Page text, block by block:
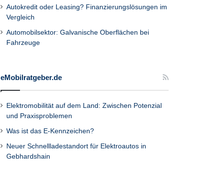
Autokredit oder Leasing? Finanzierungslösungen im
Vergleich
Automobilsektor: Galvanische Oberflächen bei
Fahrzeuge
eMobilratgeber.de
Elektromobilität auf dem Land: Zwischen Potenzial
und Praxisproblemen
Was ist das E-Kennzeichen?
Neuer Schnellladestandort für Elektroautos in
Gebhardshain